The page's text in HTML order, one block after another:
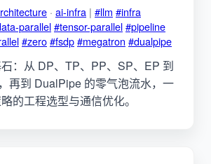
· ai-infra | #llm #infra
parallel#tensor-parallel#pipeline
#zero#fsdp#megatron #dualpipe
：从 DP、TP、PP、SP、EP 到
再到 DualPipe 的零气泡流水，一
的工程选型与通信优化。